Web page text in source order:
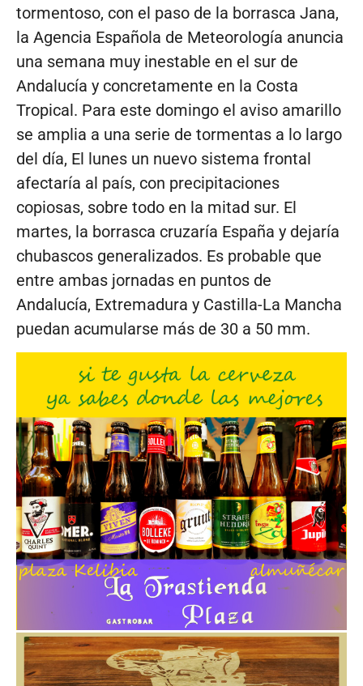
tormentoso, con el paso de la borrasca Jana,
la Agencia Española de Meteorología anuncia
una semana muy inestable en el sur de
Andalucía y concretamente en la Costa
Tropical. Para este domingo el aviso amarillo
se amplia a una serie de tormentas a lo largo
del día, El lunes un nuevo sistema frontal
afectaría al país, con precipitaciones
copiosas, sobre todo en la mitad sur. El
martes, la borrasca cruzaría España y dejaría
chubascos generalizados. Es probable que
entre ambas jornadas en puntos de
Andalucía, Extremadura y Castilla-La Mancha
puedan acumularse más de 30 a 50 mm.